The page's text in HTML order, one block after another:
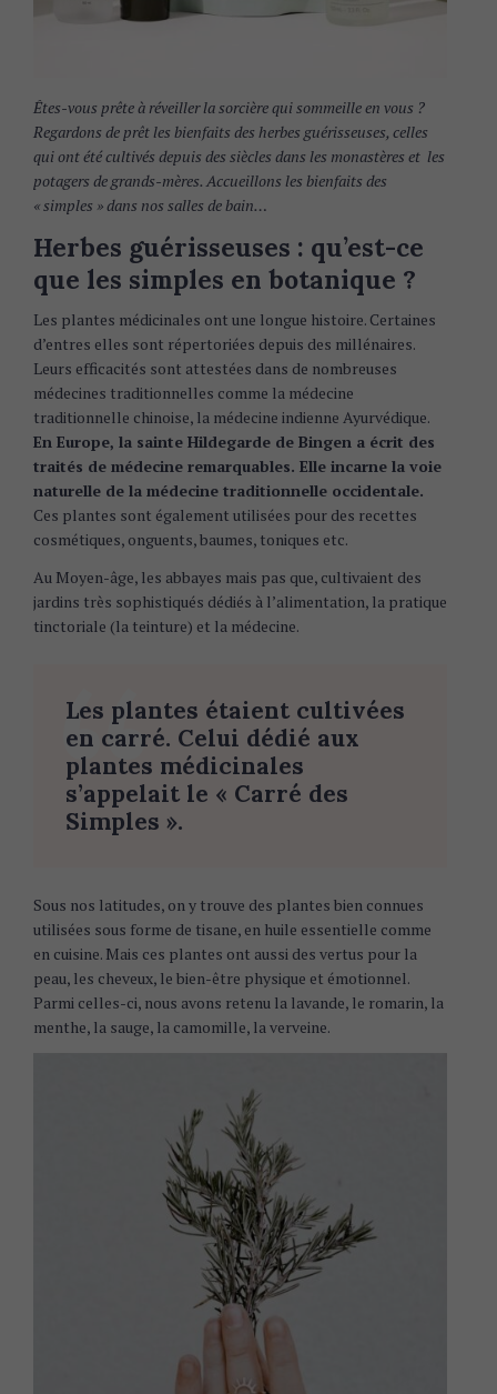
Êtes-vous prête à réveiller la sorcière qui sommeille en vous ?
Regardons de prêt les bienfaits des herbes guérisseuses, celles
qui ont été cultivés depuis des siècles dans les monastères et les
potagers de grands-mères. Accueillons les bienfaits des
« simples » dans nos salles de bain…
Herbes guérisseuses : qu’est-ce
que les simples en botanique ?
Les plantes médicinales ont une longue histoire. Certaines
d’entres elles sont répertoriées depuis des millénaires.
Leurs efficacités sont attestées dans de nombreuses
médecines traditionnelles comme la médecine
traditionnelle chinoise, la médecine indienne Ayurvédique.
En Europe, la sainte Hildegarde de Bingen a écrit des
traités de médecine remarquables. Elle incarne la voie
naturelle de la médecine traditionnelle occidentale.
Ces plantes sont également utilisées pour des recettes
cosmétiques, onguents, baumes, toniques etc.
Au Moyen-âge, les abbayes mais pas que, cultivaient des
jardins très sophistiqués dédiés à l’alimentation, la pratique
tinctoriale (la teinture) et la médecine.
Les plantes étaient cultivées
en carré. Celui dédié aux
plantes médicinales
s’appelait le « Carré des
Simples ».
Sous nos latitudes, on y trouve des plantes bien connues
utilisées sous forme de tisane, en huile essentielle comme
en cuisine. Mais ces plantes ont aussi des vertus pour la
peau, les cheveux, le bien-être physique et émotionnel.
Parmi celles-ci, nous avons retenu la lavande, le romarin, la
menthe, la sauge, la camomille, la verveine.